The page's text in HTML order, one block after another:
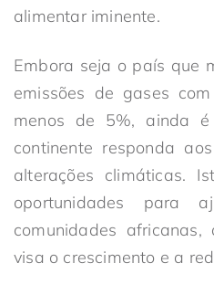
alimentar iminente.
Embora seja o país que
emissões de gases
menos de 5%, ainda
continente responda
alterações climáticas.
oportunidades para
comunidades
visa o crescimento e a